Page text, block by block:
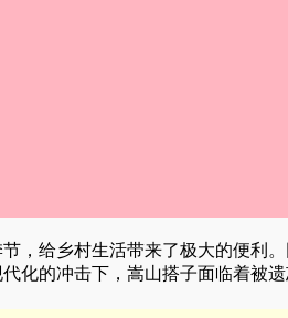
，给乡村生活带来了极大的便利
化的冲击下，嵩山搭子面临着被